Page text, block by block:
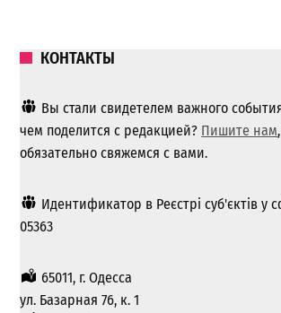
КОНТАКТЫ
Вы стали свидетелем важного
чем поделится с редакцией? Пишите нам
обязательно свяжемся с вами.
Идентификатор в Реєстрі суб'єктів у
05363
65011, г. Одесса
ул. Базарная 76, к. 1